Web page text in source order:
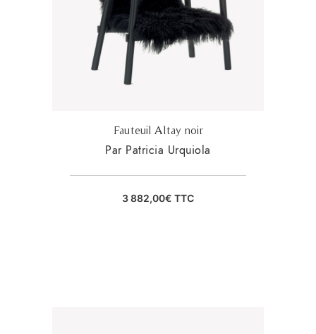
Fauteuil Altay noir
Par Patricia Urquiola
3 882,00€ TTC